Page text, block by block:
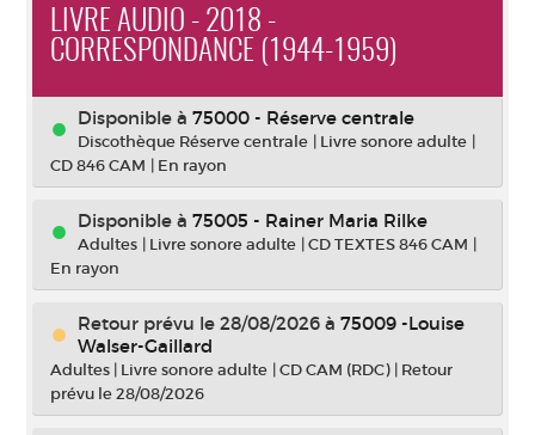
LIVRE AUDIO - 2018 -
CORRESPONDANCE (1944-1959)
Disponible à 75000 - Réserve centrale
Discothèque Réserve centrale | Livre sonore adulte |
CD 846 CAM | En rayon
Disponible à 75005 - Rainer Maria Rilke
Adultes | Livre sonore adulte |CD TEXTES 846 CAM |
En rayon
Retour prévu le 28/08/2026 à 75009 -Louise
Walser-Gaillard
Adultes | Livre sonore adulte |CD CAM (RDC) | Retour
prévu le 28/08/2026